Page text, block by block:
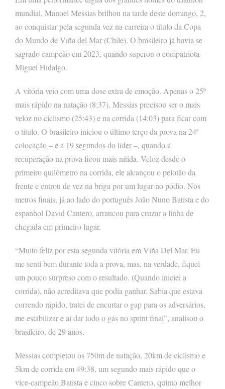
mundial, Manoel Messias brilhou na tarde deste domingo, 2,
ao conquistar pela segunda vez na carreira o título da Copa
do Mundo de Viña del Mar (Chile). O brasileiro já havia se
sagrado campeão em 2023, quando superou o compatriota
Miguel Hidalgo.
A vitória veio com uma dose extra de emoção. Apenas o 25º
mais rápido na natação (8:37), Messias precisou ser o mais
veloz no ciclismo (25:43) e na corrida (14:03) para ficar com
o título. O brasileiro iniciou o último terço da prova na 24ª
colocação – e a 19 segundos do líder –, quando a
recuperação na prova ficou mais nítida. Veloz desde o
primeiro quilômetro na corrida, ele alcançou o pelotão da
frente e entrou de vez na briga por um lugar no pódio. Nos
metros finais, já ao lado do português João Nuno Batista e do
espanhol David Cantero, arrancou para cruzar a linha de
chegada em primeiro lugar.
“Muito feliz por esta segunda vitória em Viña Del Mar. Eu
me senti bem durante toda a prova, mas, na verdade, fiquei
um pouco surpreso com o resultado. (Quando iniciei a
corrida), não acreditava que podia ganhar. Sabia que estava
correndo rápido, tratei de encurtar o gap para os adversários,
me estabilizar e aí dar todo o gás no sprint final”, analisou o
brasileiro, de 29 anos.
Messias completou os 750m de natação, 20km de ciclismo e
5km de corrida em 49:38, um segundo mais rápido que o
vice-campeão Batista e cinco sobre Cantero, quinto melhor